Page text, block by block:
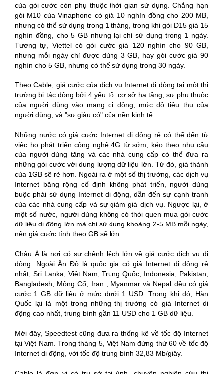
của gói cước còn phụ thuộc thời gian sử dụng. Chẳng hạn
gói M10 của Vinaphone có giá 10 nghìn đồng cho 200 MB,
nhưng có thể sử dụng trong 1 tháng, trong khi gói D15 giá 15
nghìn đồng, cho 5 GB nhưng lại chỉ sử dụng trong 1 ngày.
Tương tự, Viettel có gói cước giá 120 nghìn cho 90 GB,
nhưng mỗi ngày chỉ được dùng 3 GB, hay gói cước giá 90
nghìn cho 5 GB, nhưng có thể sử dụng trong 30 ngày.
Theo Cable, giá cước của dịch vụ Internet di động tại một thị
trường bị tác động bởi 4 yếu tố: cơ sở hạ tầng, sự phụ thuộc
của người dùng vào mạng di động, mức độ tiêu thụ của
người dùng, và "sự giàu có" của nền kinh tế.
Những nước có giá cước Internet di động rẻ có thể đến từ
việc họ phát triển công nghệ 4G từ sớm, kéo theo nhu cầu
của người dùng tăng và các nhà cung cấp có thể đưa ra
những gói cước với dung lượng dữ liệu lớn. Từ đó, giá thành
của 1GB sẽ rẻ hơn. Ngoài ra ở một số thị trường, các dịch vụ
Internet băng rộng cố định không phát triển, người dùng
buộc phải sử dụng Internet di động, dẫn đến sự cạnh tranh
của các nhà cung cấp và sự giảm giá dịch vụ. Ngược lại, ở
một số nước, người dùng không có thói quen mua gói cước
dữ liệu di động lớn mà chỉ sử dụng khoảng 2-5 MB mỗi ngày,
nên giá cước tính theo GB sẽ lớn.
Châu Á là nơi có sự chênh lệch lớn về giá cước dịch vụ di
động. Ngoài Ấn Độ là quốc gia có giá Internet di động rẻ
nhất, Sri Lanka, Việt Nam, Trung Quốc, Indonesia, Pakistan,
Bangladesh, Mông Cổ, Iran , Myanmar và Nepal đều có giá
cước 1 GB dữ liệu ở mức dưới 1 USD. Trong khi đó, Hàn
Quốc lại là một trong những thị trường có giá Internet di
động cao nhất, trung bình gần 11 USD cho 1 GB dữ liệu.
Mới đây, Speedtest cũng đưa ra thống kê về tốc độ Internet
tại Việt Nam. Trong tháng 5, Việt Nam đứng thứ 60 về tốc độ
Internet di động, với tốc độ trung bình 32,83 Mb/giây.